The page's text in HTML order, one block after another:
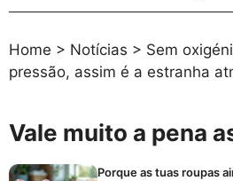
Home > Notícias > Sem
pressão, assim é a estranha
Vale muito a pena
Porque as tuas roupas